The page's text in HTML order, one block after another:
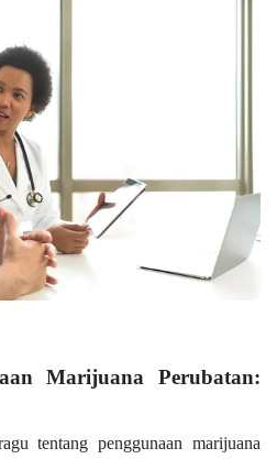
Marijuana Perubatan:
tentang penggunaan marijuana